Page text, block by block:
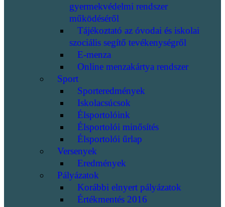
gyermekvédelmi rendszer
működéséről
Tájékoztató az óvodai és iskolai
szociális segítő tevékenységről
E-menza
Online menzakártya rendszer
Sport
Sporteredmények
Iskolacsúcsok
Élsportolóink
Élsportolói minősítés
Élsportolói űrlap
Versenyek
Eredmények
Pályázatok
Korábbi elnyert pályázatok
Értékmentés 2016